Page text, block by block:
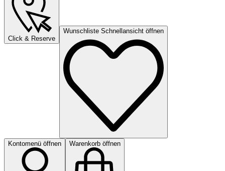
Click & Reserve
Wunschliste Schnellansicht öffnen
Kontomenü öffnen Warenkorb öffnen